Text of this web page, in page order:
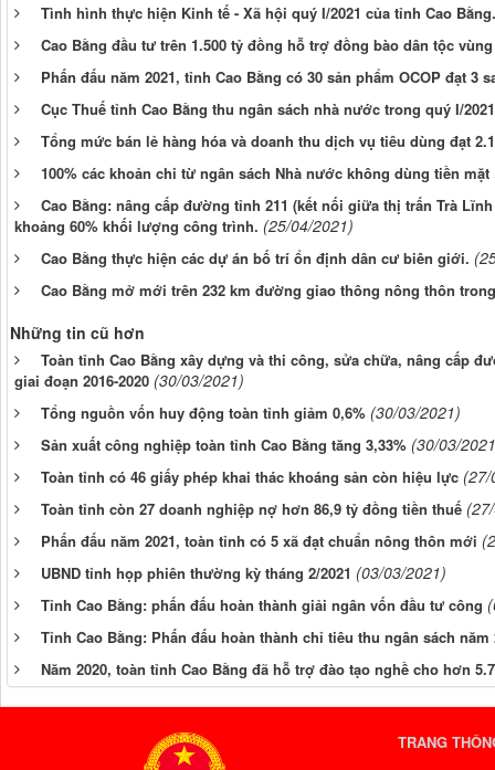
Tình hình thực hiện Kinh tế - Xã hội quý I/2021 của tỉnh Cao Bằng.
Cao Bằng đầu tư trên 1.500 tỷ đồng hỗ trợ đồng bào dân tộc
Phấn đấu năm 2021, tỉnh Cao Bằng có 30 sản phẩm OCOP đạt 3
Cục Thuế tỉnh Cao Bằng thu ngân sách nhà nước trong quý I/
Tổng mức bán lẻ hàng hóa và doanh thu dịch vụ tiêu dùng đạt
100% các khoản chi từ ngân sách Nhà nước không dùng tiền mặt
Cao Bằng: nâng cấp đường tỉnh 211 (kết nối giữa thị trấn Trà
khoảng 60% khối lượng công trình. (25/04/2021)
Cao Bằng thực hiện các dự án bố trí ổn định dân cư biên giới.
Cao Bằng mở mới trên 232 km đường giao thông nông thôn
Những tin cũ hơn
Toàn tỉnh Cao Bằng xây dựng và thi công, sửa chữa, nâng cấp
giai đoạn 2016-2020 (30/03/2021)
Tổng nguồn vốn huy động toàn tỉnh giảm 0,6% (30/03/2021)
Sản xuất công nghiệp toàn tỉnh Cao Bằng tăng 3,33% (30/03/
Toàn tỉnh có 46 giấy phép khai thác khoáng sản còn hiệu lực
Toàn tỉnh còn 27 doanh nghiệp nợ hơn 86,9 tỷ đồng tiền thuế
Phấn đấu năm 2021, toàn tỉnh có 5 xã đạt chuẩn nông thôn mới
UBND tỉnh họp phiên thường kỳ tháng 2/2021 (03/03/2021)
Tỉnh Cao Bằng: phấn đấu hoàn thành giải ngân vốn đầu tư công
Tỉnh Cao Bằng: Phấn đấu hoàn thành chỉ tiêu thu ngân sách năm
Năm 2020, toàn tỉnh Cao Bằng đã hỗ trợ đào tạo nghề cho hơn
TRANG